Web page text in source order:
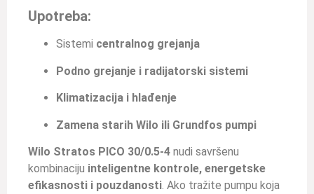
Upotreba:
Sistemi centralnog grejanja
Podno grejanje i radijatorski sistemi
Klimatizacija i hlađenje
Zamena starih Wilo ili Grundfos pumpi
Wilo Stratos PICO 30/0.5-4 nudi savršenu
kombinaciju inteligentne kontrole, energetske
efikasnosti i pouzdanosti. Ako tražite pumpu koja